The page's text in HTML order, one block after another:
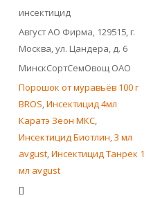
инсектицид
Август АО Фирма, 129515, г.
Москва, ул. Цандера, д. 6
МинскСортСемОвощ ОАО
Порошок от муравьёв 100 г
BROS,Инсектицид 4мл
Каратэ Зеон МКС,
Инсектицид Биотлин, 3 мл
avgust,Инсектицид Танрек 1
мл avgust
[]